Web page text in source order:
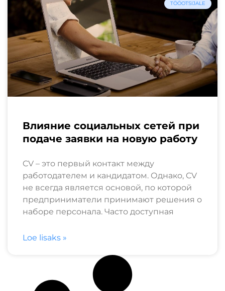
TÖÖOTSIJALE
Влияние социальных сетей при
подаче заявки на новую работу
CV – это первый контакт между
работодателем и кандидатом. Однако, CV
не всегда является основой, по которой
предприниматели принимают решения о
наборе персонала. Часто доступная
Loe lisaks »